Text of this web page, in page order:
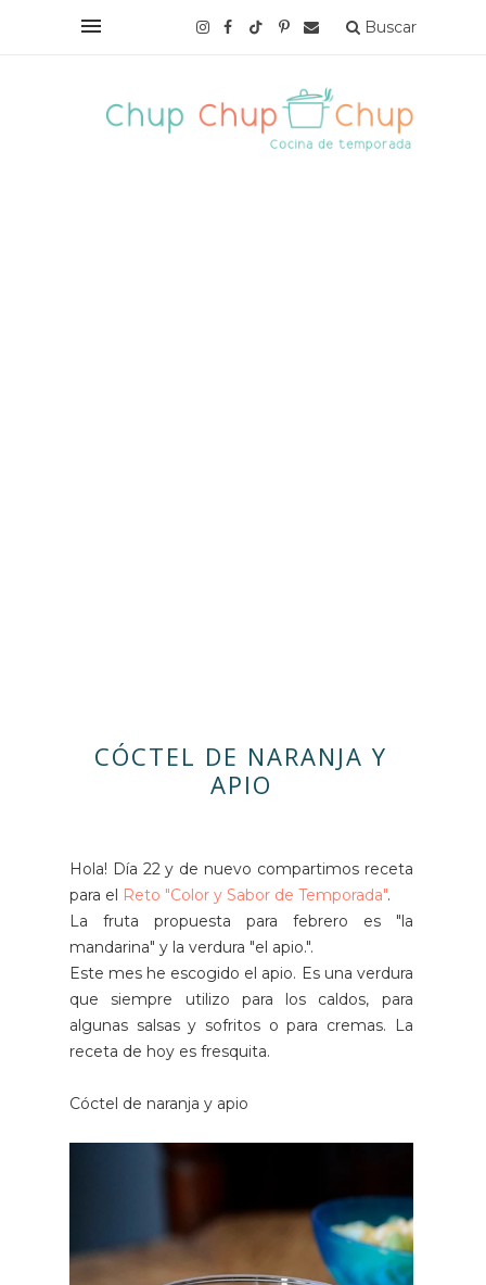
Buscar
CÓCTEL DE NARANJA Y
APIO
Hola! Día 22 y de nuevo compartimos receta
para el
Reto "Color y Sabor de Temporada".
La fruta propuesta para febrero es "la
mandarina" y la verdura "el apio.".
Este mes he escogido el apio. Es una verdura
que siempre utilizo para los caldos, para
algunas salsas y sofritos o para cremas. La
receta de hoy es fresquita.
Cóctel de naranja y apio